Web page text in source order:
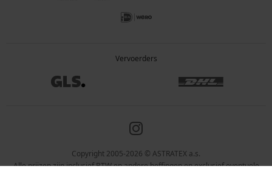
Vervoerders
Copyright 2005-2026 © ASTRATEX a.s.
Alle prijzen zijn inclusief BTW en andere heffingen en exclusief eventuele